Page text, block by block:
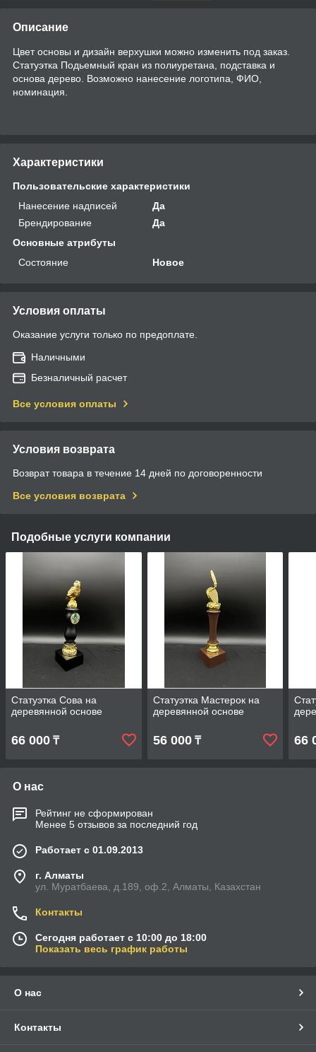
Описание
Цвет основы и дизайн верхушки можно изменить под заказ.
Статуэтка Подьемный кран из полиуретана, подставка и
основа дерево. Возможно нанесение логотипа, ФИО,
номинация.
Характеристики
Пользовательские характеристики
Нанесение надписей
Да
Брендирование
Да
Основные атрибуты
Состояние
Новое
Условия оплаты
Оказание услуги только по предоплате.
Наличными
Безналичный расчет
Все условия оплаты
Условия возврата
Возврат товара в течение 14 дней по договоренности
Все условия возврата
Подобные услуги компании
Статуэтка Сова на
деревянной основе
66 000 ₸
Статуэтка Мастерок на
деревянной основе
56 000₸ 66
О нас
Рейтинг не сформирован
Менее 5 отзывов за последний год
Работает с 01.09.2013
г. Алматы
ул. Муратбаева, д.189, оф.2, Алматы, Казахстан
Контакты
Сегодня работает с 10:00 до 18:00
Показать весь график работы
О нас
Контакты